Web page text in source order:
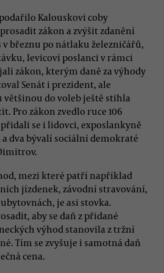
Kalouskovi coby
zákon a zvýšit zdanění
březnu po nátlaku železničářů,
levicoví poslanci v rámci
zákon, kterým daně za výhody
Senát i prezident, ale
většinou do voleb ještě stihla
Pro zákon zvedlo ruce 106
přidali se i lidovci, exposlankyně
a dva bývalí sociální demokraté
mezi které patří například
jízdenek, závodní stravování,
je asi stovka.
aby se daň z přidané
výhod stanovila z tržní
Tím se zvyšuje i samotná daň
cena.